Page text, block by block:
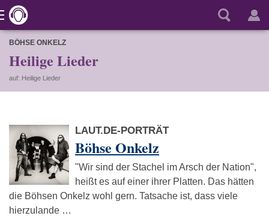
BÖHSE ONKELZ
Heilige Lieder
auf: Heilige Lieder
LAUT.DE-PORTRÄT
Böhse Onkelz
"Wir sind der Stachel im Arsch der Nation",
heißt es auf einer ihrer Platten. Das hätten
die Böhsen Onkelz wohl gern. Tatsache ist, dass viele
hierzulande …